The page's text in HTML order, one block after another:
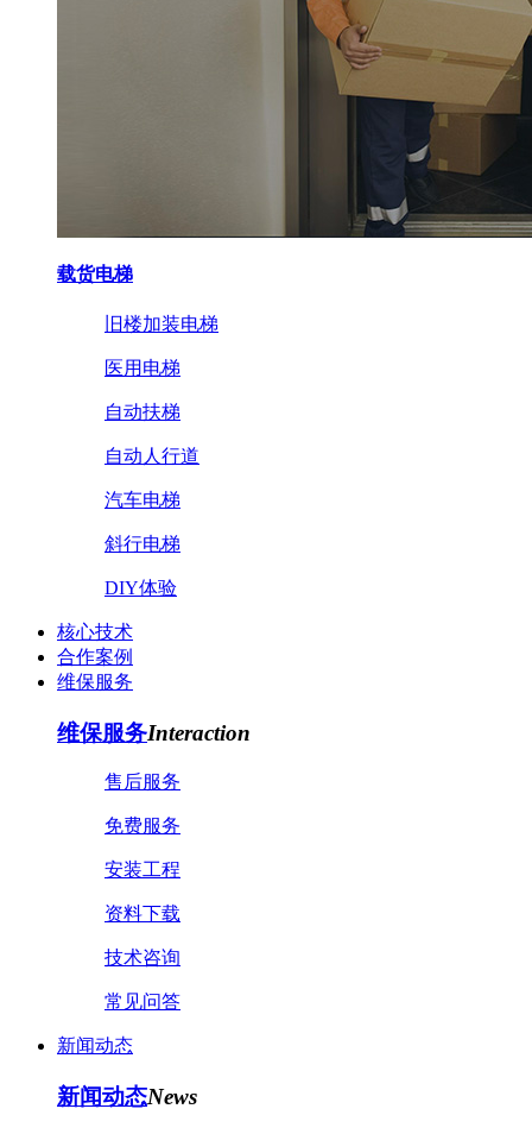
载货电梯
旧楼加装电梯
医用电梯
自动扶梯
自动人行道
汽车电梯
斜行电梯
DIY体验
核心技术
合作案例
维保服务
维保服务Interaction
售后服务
免费服务
安装工程
资料下载
技术咨询
常见问答
新闻动态
新闻动态News